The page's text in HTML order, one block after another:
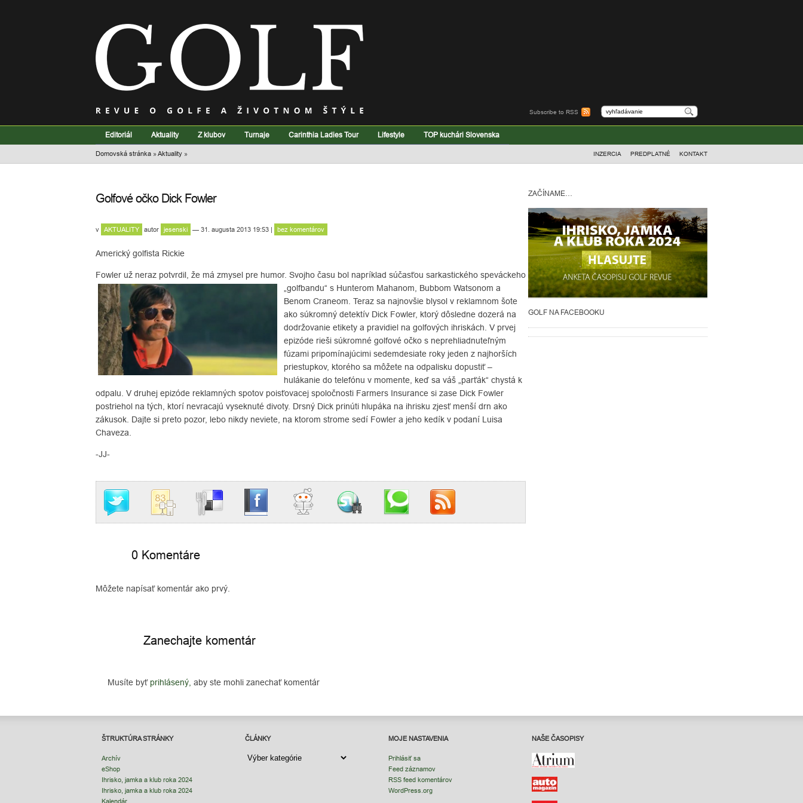
Subscribe to RSS
Editoriál Aktuality Z klubov Turnaje Carinthia Ladies Tour Lifestyle TOP kuchári Slovenska
Domovská stránka »Aktuality » INZERCIA PREDPLATNÉ KONTAKT
Golfové očko Dick Fowler
v AKTUALITY autor jesenski — 31. augusta 2013 19:53 | bez komentárov
Americký golfista Rickie
Fowler už neraz potvrdil, že má zmysel pre humor. Svojho času bol napríklad súčasťou sarkastického speváckeho
„golfbandu“ s Hunterom Mahanom, Bubbom Watsonom a
Benom Craneom. Teraz sa najnovšie blysol v reklamnom šote
ako súkromný detektív Dick Fowler, ktorý dôsledne dozerá na
dodržovanie etikety a pravidiel na golfových ihriskách. V prvej
epizóde rieši súkromné golfové očko s neprehliadnuteľným
fúzami pripomínajúcimi sedemdesiate roky jeden z najhorších
priestupkov, ktorého sa môžete na odpalisku dopustiť –
hulákanie do telefónu v momente, keď sa váš „parťák“ chystá k
odpalu. V druhej epizóde reklamných spotov poisťovacej spoločnosti Farmers Insurance si zase Dick Fowler
postriehol na tých, ktorí nevracajú vyseknuté divoty. Drsný Dick prinúti hlupáka na ihrisku zjesť menší drn ako
zákusok. Dajte si preto pozor, lebo nikdy neviete, na ktorom strome sedí Fowler a jeho kedík v podaní Luisa
Chaveza.
-JJ-
0 Komentáre
Môžete napísať komentár ako prvý.
Zanechajte komentár
Musíte byť prihlásený, aby ste mohli zanechať komentár
ZAČÍNAME…
GOLF NA FACEBOOKU
ŠTRUKTÚRA STRÁNKY
Archív
eShop
Ihrisko, jamka a klub roka 2024
Ihrisko, jamka a klub roka 2024
Kalendár
ČLÁNKY
ČLÁNKY
MOJE NASTAVENIA
Prihlásiť sa
Feed záznamov
RSS feed komentárov
WordPress.org
NAŠE ČASOPISY